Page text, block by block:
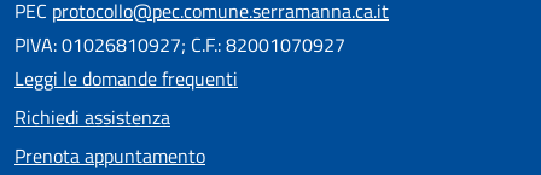
PEC protocollo@pec.comune.serramanna.ca.it
PIVA: 01026810927; C.F.: 82001070927
Leggi le domande frequenti
Richiedi assistenza
Prenota appuntamento